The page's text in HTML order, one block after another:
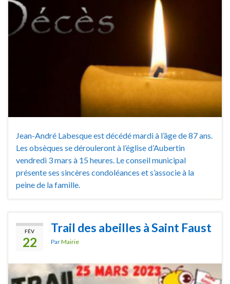
Jean-André Labesque est décédé mardi à l’âge de 87 ans.
Les obsèques se dérouleront à l’église d’Aubertin
vendredi 3 mars à 15 heures. Le conseil municipal
présente ses sincères condoléances et s’associe à la
peine de la famille.
FÉV
22
Trail des abeilles à Saint Faust
ParMairie